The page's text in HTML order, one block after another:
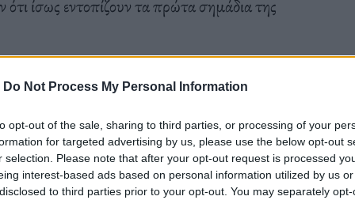
Do Not Process My Personal Information
opt-out of the sale, sharing to third parties, or processing of your
for targeted advertising by us, please use the below opt-out
selection. Please note that after your opt-out request is processed
interest-based ads based on personal information utilized by us
to third parties prior to your opt-out. You may separately
ίσως εντοπίζουν τα πρώτα σημάδια της
ότι οι τεχνολογικές εταιρείες
το 2024 σε σύγκριση με το 2023. Την ίδια
του χώρου— αύξησαν τις προσλήψεις